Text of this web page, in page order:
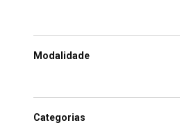
Modalidade
Categorias